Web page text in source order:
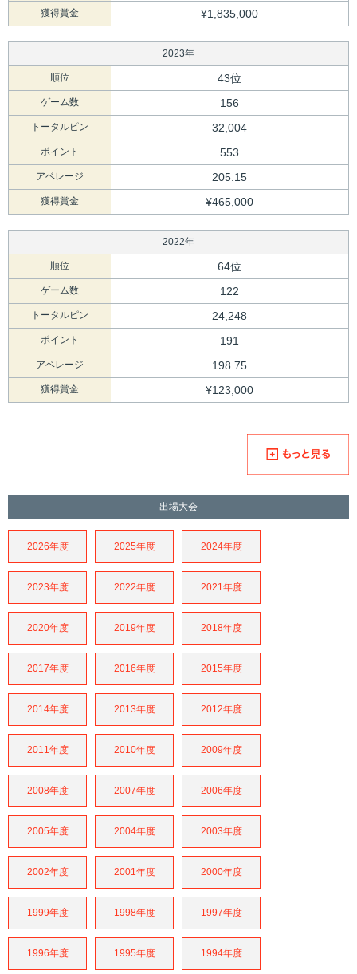
獲得賞金 ¥1,835,000
2023年
順位 43位
ゲーム数 156
トータルピン 32,004
ポイント 553
アベレージ 205.15
獲得賞金 ¥465,000
2022年
順位 64位
ゲーム数 122
トータルピン 24,248
ポイント 191
アベレージ 198.75
獲得賞金 ¥123,000
出場大会
2026年度 2025年度 2024年度
2023年度 2022年度 2021年度
2020年度 2019年度 2018年度
2017年度 2016年度 2015年度
2014年度 2013年度 2012年度
2011年度 2010年度 2009年度
2008年度 2007年度 2006年度
2005年度 2004年度 2003年度
2002年度 2001年度 2000年度
1999年度 1998年度 1997年度
1996年度 1995年度 1994年度